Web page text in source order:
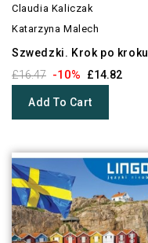
Claudia Kaliczak
Katarzyna Malech
Szwedzki. Krok po kroku
£16.47 -10% £14.82
Add To Cart